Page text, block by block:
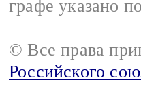
графе указано
© Все права
Российского